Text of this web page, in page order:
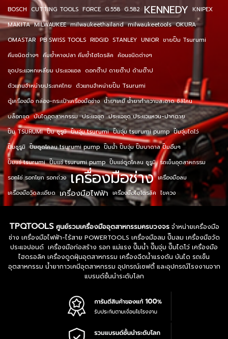
BOSCH CUTTING TOOLS FORCE G.558 G.582 KENNEDY KNIPEX
MAKITA MILWAUKEE milwaukeethailand milwaukeetools OKURA
OMASTAR PB SWISS TOOLS RIDGID STANLEY UNIOR ขายปั๊ม Tsurumi
คีมชนิดต่างๆ คีมย้ำหางปลา คีมย้ำไฮโดรลิค ค้อนชนิดต่างๆ
ชุดประแจหกเหลี่ยม ประแจแอล ดอกต๊าป ดายต๊าป ด้ามต๊าป
ตัวแทนจำหน่ายประเทศไทย ตัวแทนจำหน่ายปั๊ม Tsurumi
ตู้เครื่องมือ กล่อง-กระเป๋าเครื่องมือช่าง น้ำยาเคมี น้ำยาทำความสะอาด ซิลิโคน
บล็อกชุด บันไดอุตสาหกรรม ประแจชุด ประแจชุด ประแจแหวน-ปากตาย
ปั๊ม TSURUMI ปั๊ม ซูรูมิ ปั๊มจุ่ม tsurumi ปั๊มจุ่ม tsurumi pump ปั๊มจุ่มไดโว่
ปั๊มซูรูมิ ปั๊มดูดโคลน tsurumi pump ปั๊มน้ำ ปั๊มจุ่ม ปั๊มบาดาล ปั๊มอื่นๆ
ปั๊มแช่ tsurumi ปั๊มแช่ tsurumi pump ปั๊มแช่ดูดโคลน ซูรูมิ รถเข็นอุตสาหกรรม
รอกโซ่ รอกโยก รอกถ่วง เครื่องมือช่าง เครื่องมือลม
เครื่องมือวัดละเอียด เครื่องมือไฟฟ้า เครื่องมือไฮโดรลิค ไขควง
TPQTOOLS ศูนย์รวมเครื่องมืออุตสาหกรรมครบวงจรจำหน่ายเครื่องมือ
ช่าง เครื่องมือไฟฟ้า-ไร้สาย POWERTOOLS เครื่องมือลม ปั๊มลม เครื่องมือวัด
ประแจปอนด์ เครื่องมือก่อสร้าง รอก แม่แรง ปั๊มน้ำ ปั๊มจุ่ม ปั๊มไดโว่ เครื่องมือ
ไฮดรอลิค เครื่องดูดฝุ่นอุตสาหกรรม เครื่องฉีดน้ำแรงดัน บันได รถเข็น
อุตสาหกรรม น้ำยากาวเคมีอุตสาหกรรม อุปกรณ์เซฟตี้ และอุปกรณ์โรงงานจาก
แบรนด์ชั้นนำระดับโลก